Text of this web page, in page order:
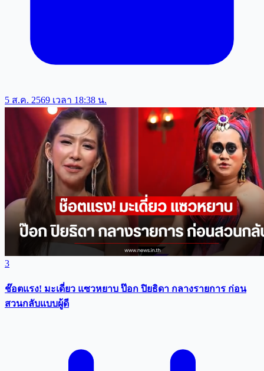
5 ส.ค. 2569 เวลา 18:38 น.
3
ช๊อตแรง! มะเดี่ยว แซวหยาบ ป๊อก ปิยธิดา กลางรายการ ก่อน
สวนกลับแบบผู้ดี